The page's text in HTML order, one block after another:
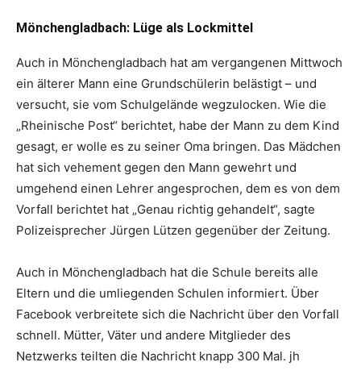
Mönchengladbach: Lüge als Lockmittel
Auch in Mönchengladbach hat am vergangenen Mittwoch
ein älterer Mann eine Grundschülerin belästigt – und
versucht, sie vom Schulgelände wegzulocken. Wie die
„Rheinische Post“ berichtet, habe der Mann zu dem Kind
gesagt, er wolle es zu seiner Oma bringen. Das Mädchen
hat sich vehement gegen den Mann gewehrt und
umgehend einen Lehrer angesprochen, dem es von dem
Vorfall berichtet hat „Genau richtig gehandelt“, sagte
Polizeisprecher Jürgen Lützen gegenüber der Zeitung.
Auch in Mönchengladbach hat die Schule bereits alle
Eltern und die umliegenden Schulen informiert. Über
Facebook verbreitete sich die Nachricht über den Vorfall
schnell. Mütter, Väter und andere Mitglieder des
Netzwerks teilten die Nachricht knapp 300 Mal. jh